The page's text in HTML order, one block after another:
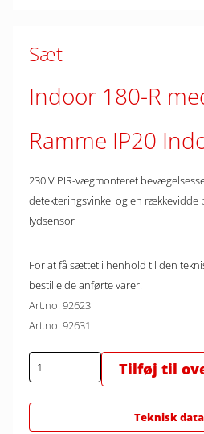
Sæt
Indoor 180-R
Ramme IP20
230 V PIR-vægmonteret
detekteringsvinkel og en rækkevidde
lydsensor
For at få sættet i henhold til den
bestille de anførte varer.
Art.no. 92623
Art.no. 92631
Tilføj til
Teknisk